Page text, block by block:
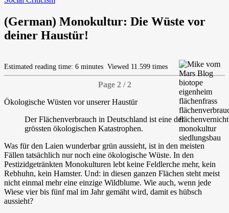
(German) Monokultur: Die Wüste vor
deiner Haustür!
Estimated reading time: 6 minutes Viewed 11.599 times
Page 2 / 2
Ökologische Wüsten vor unserer Haustür
Der Flächenverbrauch in Deutschland ist eine der
grössten ökologischen Katastrophen.
Was für den Laien wunderbar grün aussieht, ist in den meisten
Fällen tatsächlich nur noch eine ökologische Wüste. In den
Pestizidgetränkten Monokulturen lebt keine Feldlerche mehr, kein
Rebhuhn, kein Hamster. Und: in diesen ganzen Flächen steht meist
nicht einmal mehr eine einzige Wildblume. Wie auch, wenn jede
Wiese vier bis fünf mal im Jahr gemäht wird, damit es hübsch
aussieht?